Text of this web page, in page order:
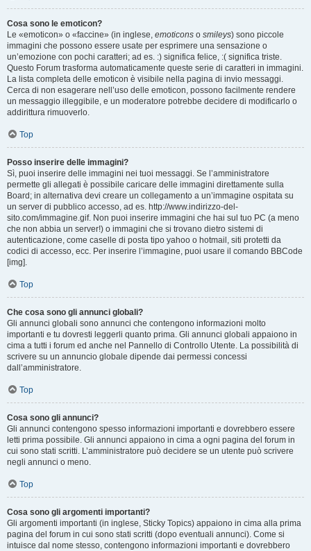
Cosa sono le emoticon?
Le «emoticon» o «faccine» (in inglese, emoticons o smileys) sono piccole
immagini che possono essere usate per esprimere una sensazione o
un’emozione con pochi caratteri; ad es. :) significa felice, :( significa triste.
Questo Forum trasforma automaticamente queste serie di caratteri in immagini.
La lista completa delle emoticon è visibile nella pagina di invio messaggi.
Cerca di non esagerare nell’uso delle emoticon, possono facilmente rendere
un messaggio illeggibile, e un moderatore potrebbe decidere di modificarlo o
addirittura rimuoverlo.
Top
Posso inserire delle immagini?
Sì, puoi inserire delle immagini nei tuoi messaggi. Se l’amministratore
permette gli allegati è possibile caricare delle immagini direttamente sulla
Board; in alternativa devi creare un collegamento a un’immagine ospitata su
un server di pubblico accesso, ad es. http://www.indirizzo-del-
sito.com/immagine.gif. Non puoi inserire immagini che hai sul tuo PC (a meno
che non abbia un server!) o immagini che si trovano dietro sistemi di
autenticazione, come caselle di posta tipo yahoo o hotmail, siti protetti da
codici di accesso, ecc. Per inserire l’immagine, puoi usare il comando BBCode
[img].
Top
Che cosa sono gli annunci globali?
Gli annunci globali sono annunci che contengono informazioni molto
importanti e tu dovresti leggerli quanto prima. Gli annunci globali appaiono in
cima a tutti i forum ed anche nel Pannello di Controllo Utente. La possibilità di
scrivere su un annuncio globale dipende dai permessi concessi
dall’amministratore.
Top
Cosa sono gli annunci?
Gli annunci contengono spesso informazioni importanti e dovrebbero essere
letti prima possibile. Gli annunci appaiono in cima a ogni pagina del forum in
cui sono stati scritti. L’amministratore può decidere se un utente può scrivere
negli annunci o meno.
Top
Cosa sono gli argomenti importanti?
Gli argomenti importanti (in inglese, Sticky Topics) appaiono in cima alla prima
pagina del forum in cui sono stati scritti (dopo eventuali annunci). Come si
intuisce dal nome stesso, contengono informazioni importanti e dovrebbero